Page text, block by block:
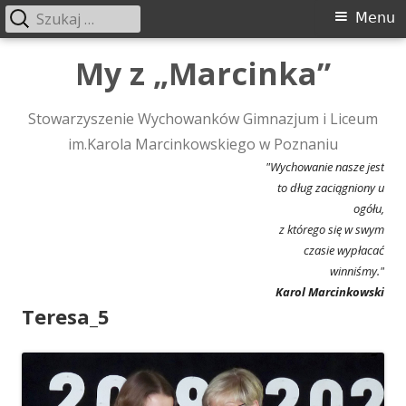
My z „Marcinka”
Stowarzyszenie Wychowanków Gimnazjum i Liceum
im.Karola Marcinkowskiego w Poznaniu
"Wychowanie nasze jest
to dług zaciągniony u
ogółu,
z którego się w swym
czasie wypłacać
winniśmy."
Karol Marcinkowski
Menu
główne
Menu
Szukaj:
Teresa_5